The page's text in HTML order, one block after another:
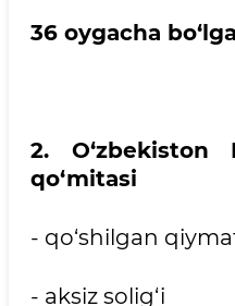
36 oygacha
2. O‘zbekiston
qo‘mitasi
- qo‘shilgan
- aksiz solig‘i